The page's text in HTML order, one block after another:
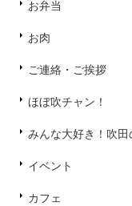
お弁当
お肉
ご連絡・ご挨拶
ほぼ吹チャン！
みんな大好き！吹
イベント
カフェ